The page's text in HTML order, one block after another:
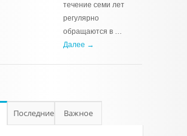
течение семи лет
регулярно
обращаются в …
Далее →
Последние Важное